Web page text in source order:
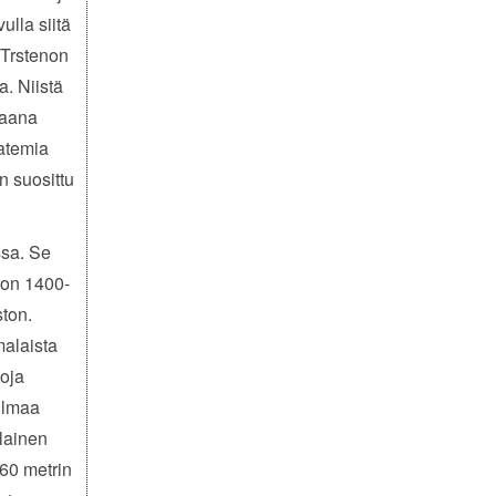
siitä
Niistä
suosittu
Se
1400-
metrin